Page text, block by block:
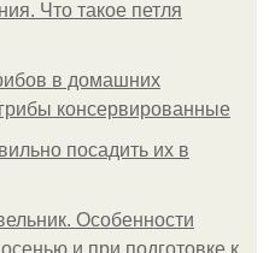
Что такое петля
в домашних
консервированные
посадить их в
Особенности
и при подготовке к